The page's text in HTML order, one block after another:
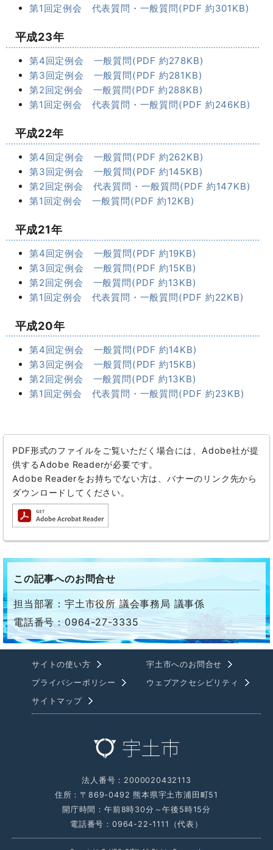
第1回定例会 代表質問・一般質問(PDF 約301KB)
平成23年
第4回定例会 一般質問(PDF 約278KB)
第3回定例会 一般質問(PDF 約281KB)
第2回定例会 一般質問(PDF 約288KB)
第1回定例会 代表質問・一般質問(PDF 約246KB)
平成22年
第4回定例会 一般質問(PDF 約262KB)
第3回定例会 一般質問(PDF 約145KB)
第2回定例会 代表質問・一般質問(PDF 約147KB)
第1回定例会 一般質問(PDF 約12KB)
平成21年
第4回定例会 一般質問(PDF 約19KB)
第3回定例会 一般質問(PDF 約15KB)
第2回定例会 一般質問(PDF 約13KB)
第1回定例会 代表質問・一般質問(PDF 約22KB)
平成20年
第4回定例会 一般質問(PDF 約14KB)
第3回定例会 一般質問(PDF 約15KB)
第2回定例会 一般質問(PDF 約13KB)
第1回定例会 代表質問・一般質問(PDF 約23KB)
PDF形式のファイルをご覧いただく場合には、Adobe社が提
供するAdobe Readerが必要です。
Adobe Readerをお持ちでない方は、バナーのリンク先から
ダウンロードしてください。
この記事へのお問合せ
担当部署：宇土市役所 議会事務局 議事係
電話番号：0964-27-3335
サイトの使い方
宇土市へのお問合せ
プライバシーポリシー
ウェブアクセシビリティ
サイトマップ
法人番号：2000020432113
住所：〒869-0492 熊本県宇土市浦田町51
開庁時間：午前8時30分～午後5時15分
電話番号：0964-22-1111（代表）